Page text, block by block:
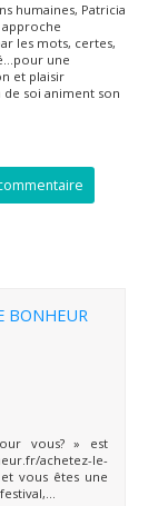
humaines, Patricia
les mots, certes,
une
et plaisir
de soi animent son
BONHEUR
vous? » est
achetez-le-
vous êtes une